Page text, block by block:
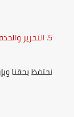
5. التحرير والحذف والتعديل:
نحتفظ بحقنا